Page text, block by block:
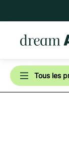
Tous les